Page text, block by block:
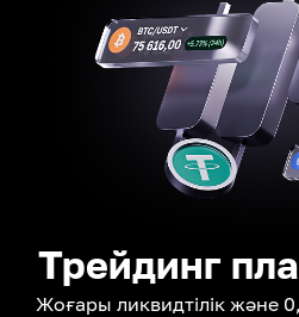
Трейдинг
Жоғары ликвидтілік және